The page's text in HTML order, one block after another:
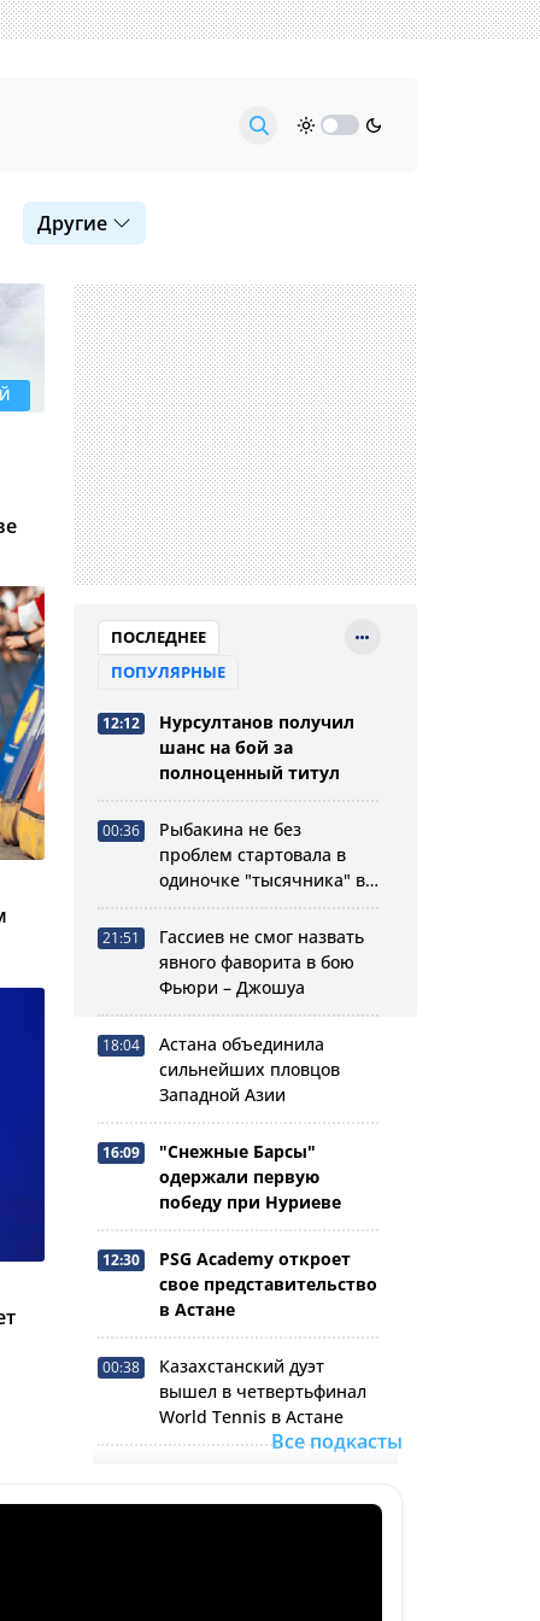
Другие
ПОСЛЕДНЕЕ
ПОПУЛЯРНЫЕ
12:12
Нурсултанов получил
шанс на бой за
полноценный титул
00:36
Рыбакина не без
проблем стартовала в
одиночке "тысячника" в
Торонто
21:51
Гассиев не смог назвать
явного фаворита в бою
Фьюри – Джошуа
18:04
Астана объединила
сильнейших пловцов
Западной Азии
16:09
"Снежные Барсы"
одержали первую
победу при Нуриеве
12:30
PSG Academy откроет
свое представительство
в Астане
00:38
Казахстанский дуэт
вышел в четвертьфинал
World Tennis в Астане
уступил "Левски" в ЛЧ
Все подкасты